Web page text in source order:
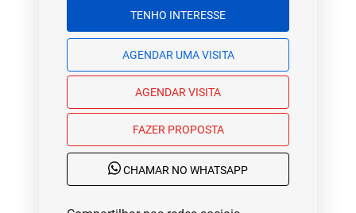
TENHO INTERESSE
AGENDAR UMA VISITA
AGENDAR VISITA
FAZER PROPOSTA
CHAMAR NO WHATSAPP